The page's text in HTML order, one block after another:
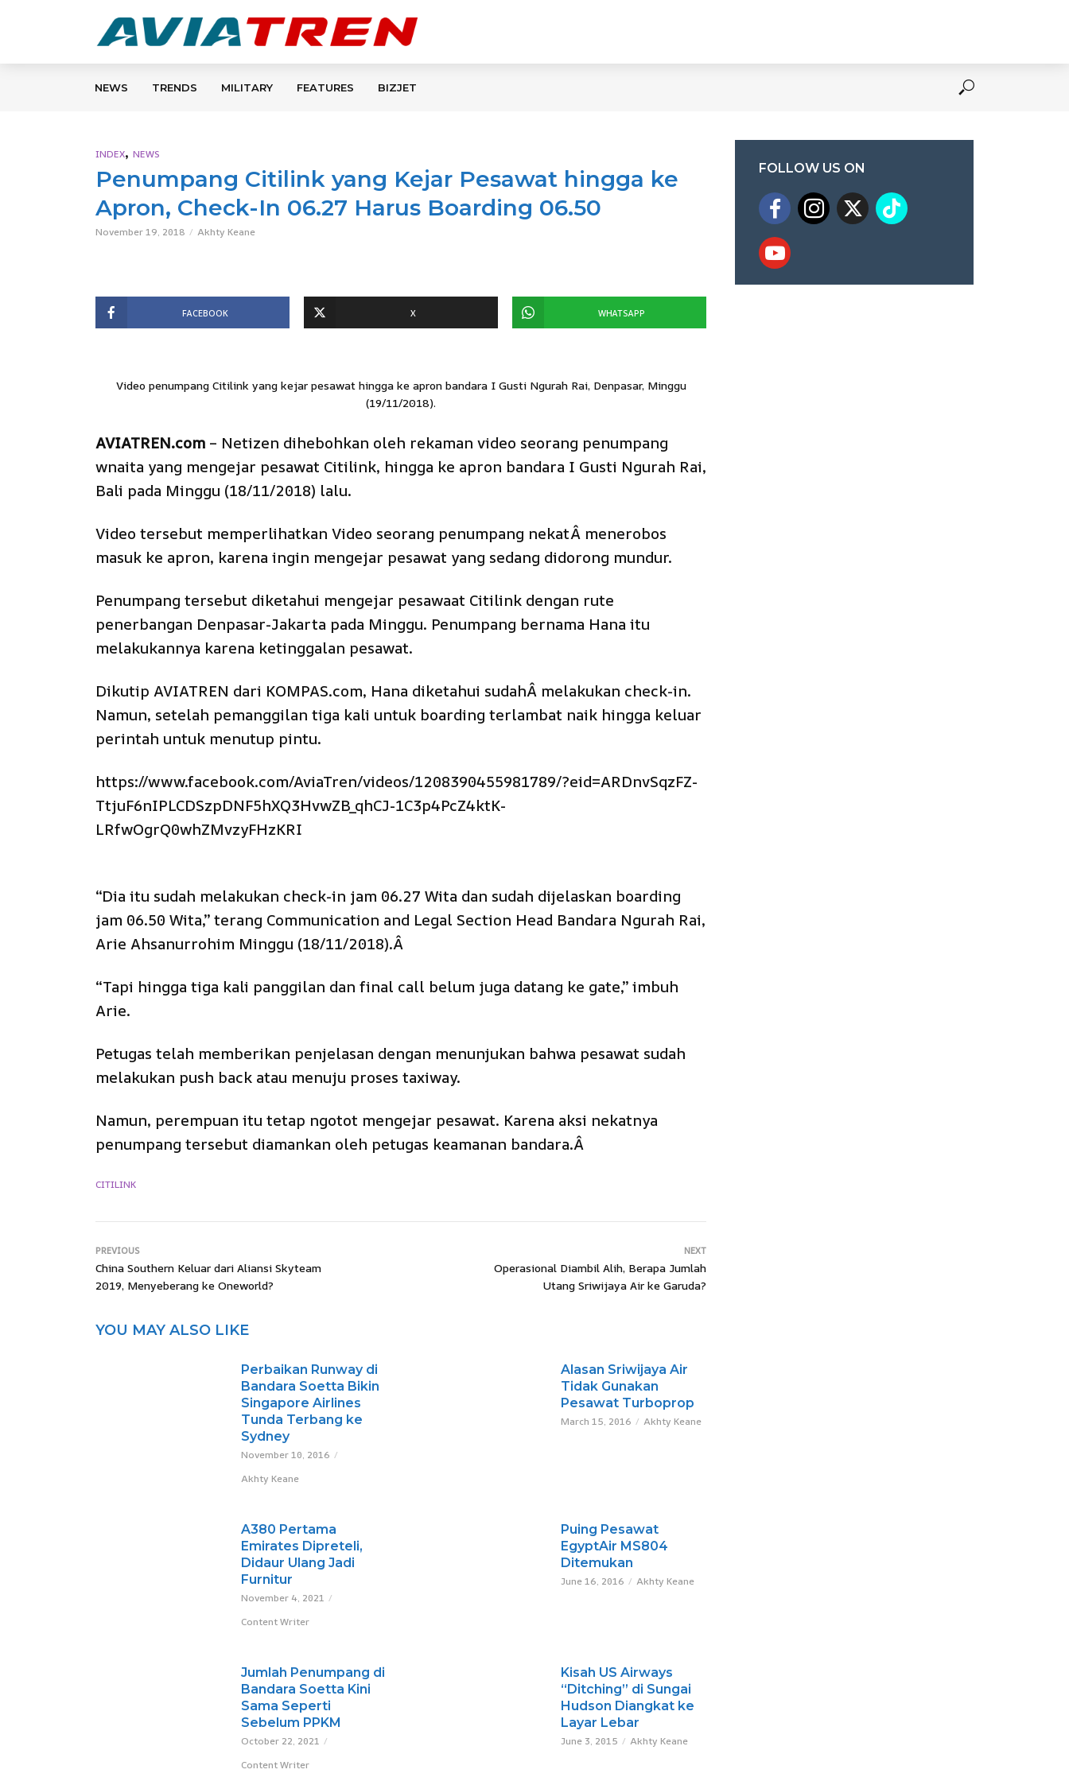
NEWS TRENDS MILITARY FEATURES BIZJET
INDEX, NEWS
Penumpang Citilink yang Kejar Pesawat hingga ke
Apron, Check-In 06.27 Harus Boarding 06.50
November 19, 2018 Akhty Keane
FACEBOOK X WHATSAPP
Video penumpang Citilink yang kejar pesawat hingga ke apron bandara I Gusti Ngurah Rai, Denpasar, Minggu
(19/11/2018).
AVIATREN.com – Netizen dihebohkan oleh rekaman video seorang penumpang
wnaita yang mengejar pesawat Citilink, hingga ke apron bandara I Gusti Ngurah Rai,
Bali pada Minggu (18/11/2018) lalu.
Video tersebut memperlihatkan Video seorang penumpang nekatÂ menerobos
masuk ke apron, karena ingin mengejar pesawat yang sedang didorong mundur.
Penumpang tersebut diketahui mengejar pesawaat Citilink dengan rute
penerbangan Denpasar-Jakarta pada Minggu. Penumpang bernama Hana itu
melakukannya karena ketinggalan pesawat.
Dikutip AVIATREN dari KOMPAS.com, Hana diketahui sudahÂ melakukan check-in.
Namun, setelah pemanggilan tiga kali untuk boarding terlambat naik hingga keluar
perintah untuk menutup pintu.
https://www.facebook.com/AviaTren/videos/1208390455981789/?eid=ARDnvSqzFZ-
TtjuF6nIPLCDSzpDNF5hXQ3HvwZB_qhCJ-1C3p4PcZ4ktK-
LRfwOgrQ0whZMvzyFHzKRI
“Dia itu sudah melakukan check-in jam 06.27 Wita dan sudah dijelaskan boarding
jam 06.50 Wita,” terang Communication and Legal Section Head Bandara Ngurah Rai,
Arie Ahsanurrohim Minggu (18/11/2018).Â
“Tapi hingga tiga kali panggilan dan final call belum juga datang ke gate,” imbuh
Arie.
Petugas telah memberikan penjelasan dengan menunjukan bahwa pesawat sudah
melakukan push back atau menuju proses taxiway.
Namun, perempuan itu tetap ngotot mengejar pesawat. Karena aksi nekatnya
penumpang tersebut diamankan oleh petugas keamanan bandara.Â
CITILINK
PREVIOUS
China Southern Keluar dari Aliansi Skyteam
2019, Menyeberang ke Oneworld?
NEXT
Operasional Diambil Alih, Berapa Jumlah
Utang Sriwijaya Air ke Garuda?
YOU MAY ALSO LIKE
Perbaikan Runway di
Bandara Soetta Bikin
Singapore Airlines
Tunda Terbang ke
Sydney
November 10, 2016
Akhty Keane
Alasan Sriwijaya Air
Tidak Gunakan
Pesawat Turboprop
March 15, 2016 Akhty Keane
A380 Pertama
Emirates Dipreteli,
Didaur Ulang Jadi
Furnitur
November 4, 2021
Content Writer
Puing Pesawat
EgyptAir MS804
Ditemukan
June 16, 2016 Akhty Keane
Jumlah Penumpang di
Bandara Soetta Kini
Sama Seperti
Sebelum PPKM
October 22, 2021
Content Writer
Kisah US Airways
“Ditching” di Sungai
Hudson Diangkat ke
Layar Lebar
June 3, 2015 Akhty Keane
FOLLOW US ON